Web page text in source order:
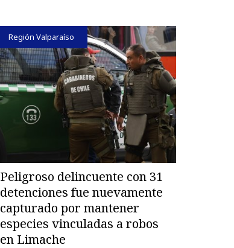
Región Valparaíso
Peligroso delincuente con 31
detenciones fue nuevamente
capturado por mantener
especies vinculadas a robos
en Limache